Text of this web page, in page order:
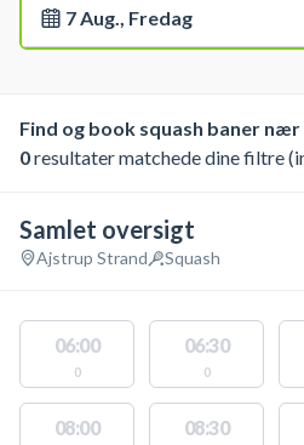
7 Aug., Fredag
Find og book squash baner nær
0resultater matchede dine filtre
Samlet oversigt
Ajstrup Strand Squash
06:00
0
06:30
0
08:00 08:30